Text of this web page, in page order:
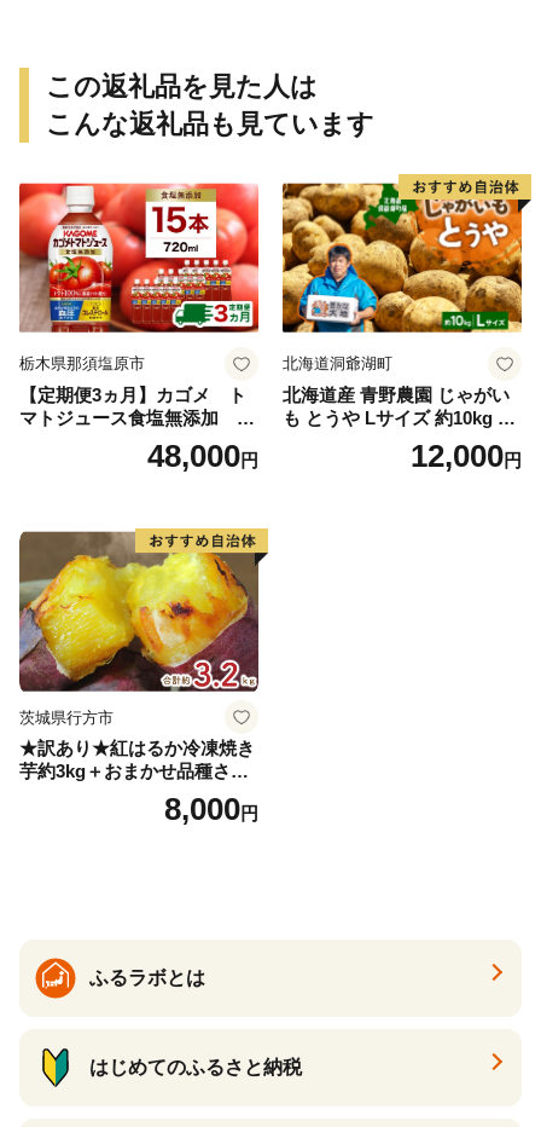
この返礼品を見た人は
こんな返礼品も見ています
栃木県那須塩原市
【定期便3ヵ月】カゴメ ト
マトジュース食塩無添加 72
0ml PET×15本 1ケース 毎月
届く 3ヵ月 3回コース ns001-
48,000円
北海道洞爺湖町
北海道産 青野農園 じゃがい
も とうや Lサイズ 約10kg 20
26年10月初旬～12月下旬頃お
届け 先行予約 北海道 ジャガ
12,000円
茨城県行方市
★訳あり★紅はるか冷凍焼き
芋約3kg＋おまかせ品種さつ
まいも 合計約3.2kg｜さつ
まいも サツマイモ さつま芋
8,000円
ふるラボとは
はじめてのふるさと納税